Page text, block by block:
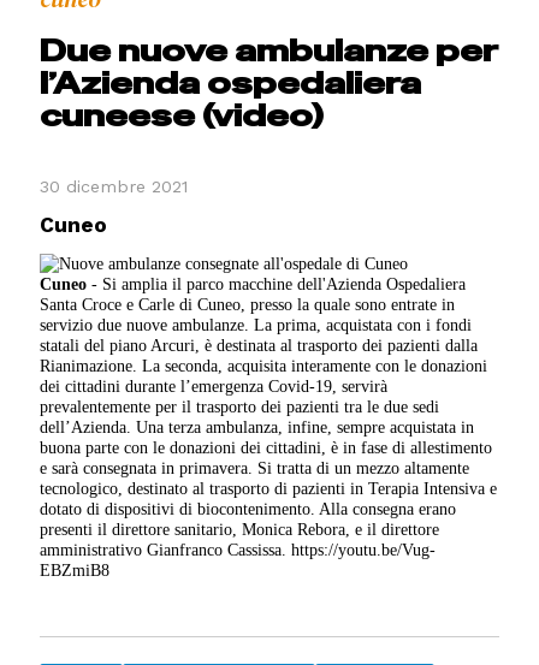
Due nuove ambulanze per
l’Azienda ospedaliera
cuneese (video)
30 dicembre 2021
Cuneo
Cuneo - Si amplia il parco macchine dell'Azienda Ospedaliera
Santa Croce e Carle di Cuneo, presso la quale sono entrate in
servizio due nuove ambulanze. La prima, acquistata con i fondi
statali del piano Arcuri, è destinata al trasporto dei pazienti dalla
Rianimazione. La seconda, acquisita interamente con le donazioni
dei cittadini durante l’emergenza Covid-19, servirà
prevalentemente per il trasporto dei pazienti tra le due sedi
dell’Azienda. Una terza ambulanza, infine, sempre acquistata in
buona parte con le donazioni dei cittadini, è in fase di allestimento
e sarà consegnata in primavera. Si tratta di un mezzo altamente
tecnologico, destinato al trasporto di pazienti in Terapia Intensiva e
dotato di dispositivi di biocontenimento. Alla consegna erano
presenti il direttore sanitario, Monica Rebora, e il direttore
amministrativo Gianfranco Cassissa. https://youtu.be/Vug-
EBZmiB8